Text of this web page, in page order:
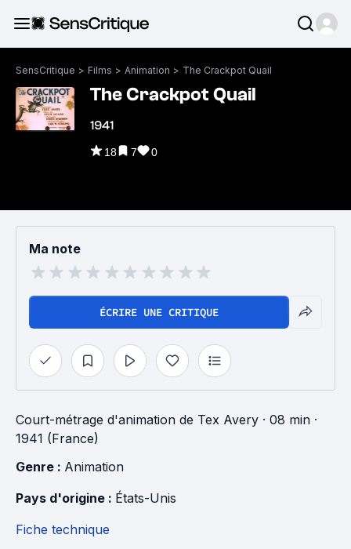
SensCritique > Films > Animation > The Crackpot Quail
The Crackpot Quail
1941
18 7 0
Ma note
ÉCRIRE UNE CRITIQUE
Court-métrage d'animation de Tex Avery · 08 min ·
1941 (France)
Genre : Animation
Pays d'origine : États-Unis
Fiche technique